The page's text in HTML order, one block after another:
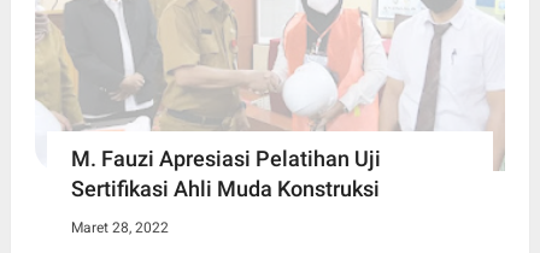
M. Fauzi Apresiasi Pelatihan Uji
Sertifikasi Ahli Muda Konstruksi
Maret 28, 2022